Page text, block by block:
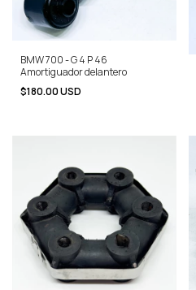
BMW 700 - G 4 P 46
Amortiguador delantero
$180.00 USD